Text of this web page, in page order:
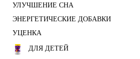
УЛУЧШЕНИЕ СНА
ЭНЕРГЕТИЧЕСКИЕ ДОБАВКИ
УЦЕНКА
ДЛЯ ДЕТЕЙ